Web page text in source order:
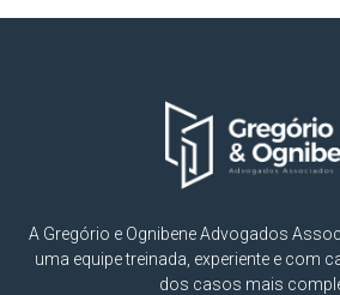
A Gregório e Ognibene Advogados
uma equipe treinada, experiente e com
dos casos mais